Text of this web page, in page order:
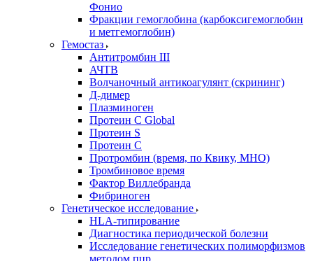
Фонио
Фракции гемоглобина (карбоксигемоглобин
и метгемоглобин)
Гемостаз
Антитромбин III
АЧТВ
Волчаночный антикоагулянт (скрининг)
Д-димер
Плазминоген
Протеин C Global
Протеин S
Протеин С
Протромбин (время, по Квику, МНО)
Тромбиновое время
Фактор Виллебранда
Фибриноген
Генетическое исследование
HLA-типирование
Диагностика периодической болезни
Исследование генетических полиморфизмов
методом пцр